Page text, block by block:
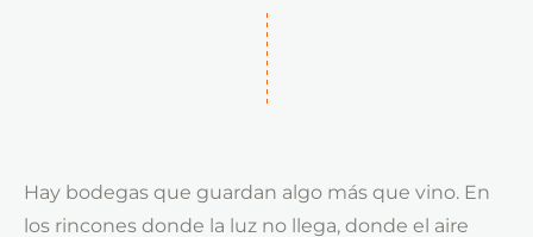
Hay bodegas que guardan algo más que vino. En
los rincones donde la luz no llega, donde el aire